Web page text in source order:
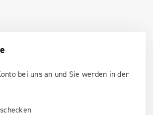
bei uns an und Sie werden in der